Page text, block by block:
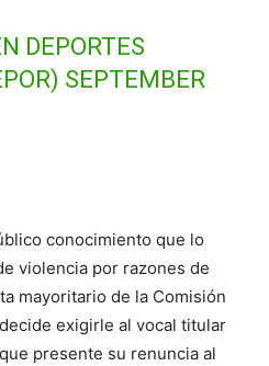
DEPORTES
SEPTEMBER
conocimiento que lo
violencia por razones de
mayoritario de la Comisión
exigirle al vocal titular
presente su renuncia al